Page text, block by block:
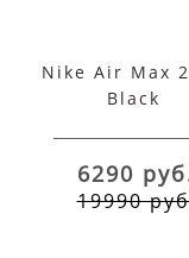
Nike Air Max
Black
6290
19990